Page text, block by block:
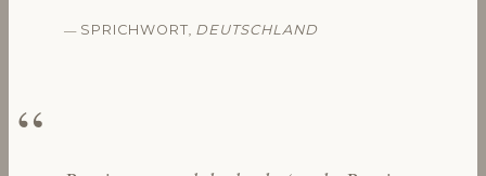
— SPRICHWORT DEUTSCHLAND